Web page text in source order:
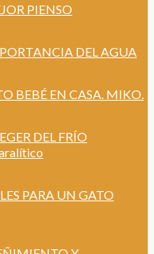
PIENSO
DEL AGUA
BEBÉ EN CASA. MIKO.
DEL FRÍO
PARA UN GATO